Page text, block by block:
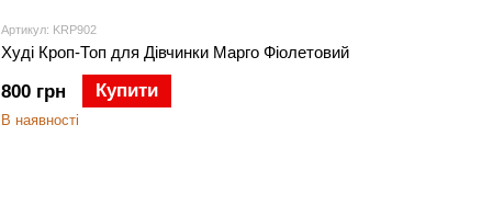
Артикул: KRP902
Худі Кроп-Топ для Дівчинки Марго Фіолетовий
800 грн Купити
В наявності